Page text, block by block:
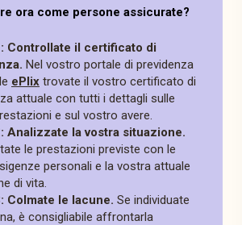
ora come persone assicurate?
Controllate il certificato di
Nel vostro portale di previdenza
ePlix trovate il vostro certificato di
attuale con tutti i dettagli sulle
e sul vostro avere.
Analizzate la vostra situazione.
le prestazioni previste con le
personali e la vostra attuale
di vita.
Colmate le lacune. Se individuate
è consigliabile affrontarla